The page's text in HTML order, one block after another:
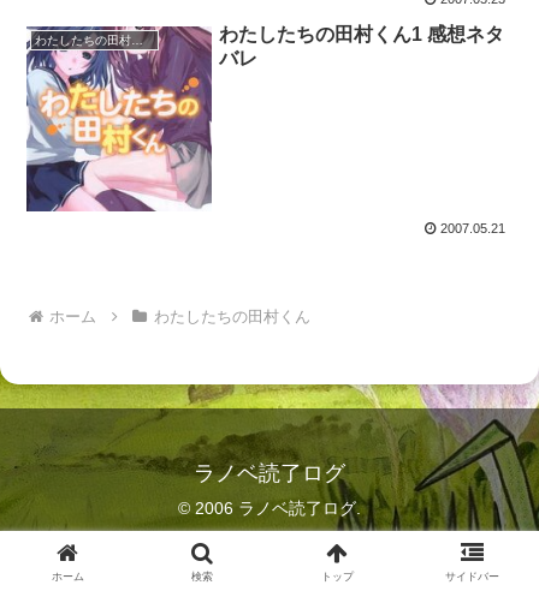
わたしたちの田村くん
わたしたちの田村くん1 感想ネタ
バレ
2007.05.21
ホーム わたしたちの田村くん
ラノベ読了ログ
© 2006 ラノベ読了ログ.
ホーム 検索 トップ サイドバー